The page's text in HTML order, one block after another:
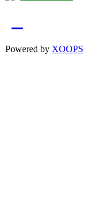
Powered by XOOPS